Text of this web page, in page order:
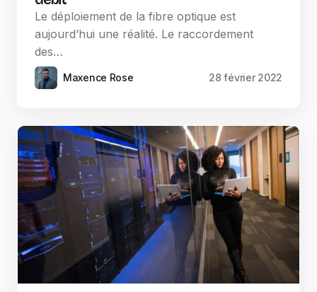
Le déploiement de la fibre optique est
aujourd’hui une réalité. Le raccordement
des…
Maxence Rose 28 février 2022